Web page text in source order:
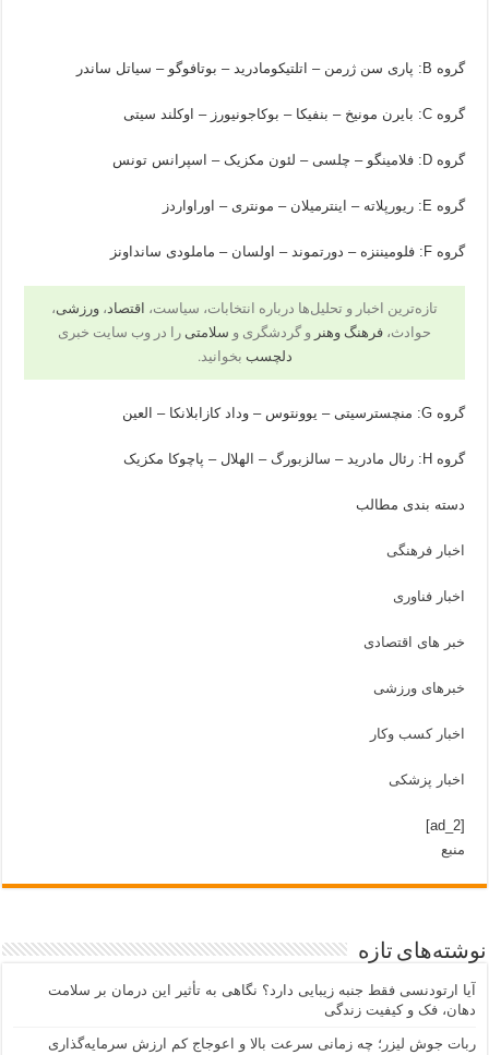
گروه B: پاری سن ژرمن – اتلتیکومادرید – بوتافوگو – سیاتل ساندر
گروه C: بایرن مونیخ – بنفیکا – بوکاجونیورز – اوکلند سیتی
گروه D: فلامینگو – چلسی – لئون مکزیک – اسپرانس تونس
گروه E: ریورپلاته – اینترمیلان – مونتری – اوراواردز
گروه F: فلومیننزه – دورتموند – اولسان – ماملودی سانداونز
تازه‌ترین اخبار و تحلیل‌ها درباره انتخابات، سیاست، اقتصاد، ورزشی،
حوادث، فرهنگ وهنر و گردشگری و سلامتی را در وب سایت خبری
دلچسب بخوانید.
گروه G: منچسترسیتی – یوونتوس – وداد کازابلانکا – العین
گروه H: رئال مادرید – سالزبورگ – الهلال – پاچوکا مکزیک
دسته بندی مطالب
اخبار فرهنگی
اخبار فناوری
خبر های اقتصادی
خبرهای ورزشی
اخبار کسب وکار
اخبار پزشکی
[ad_2]
منبع
نوشته‌های تازه
آیا ارتودنسی فقط جنبه زیبایی دارد؟ نگاهی به تأثیر این درمان بر سلامت
دهان، فک و کیفیت زندگی
ربات جوش لیزر؛ چه زمانی سرعت بالا و اعوجاج کم ارزش سرمایه‌گذاری